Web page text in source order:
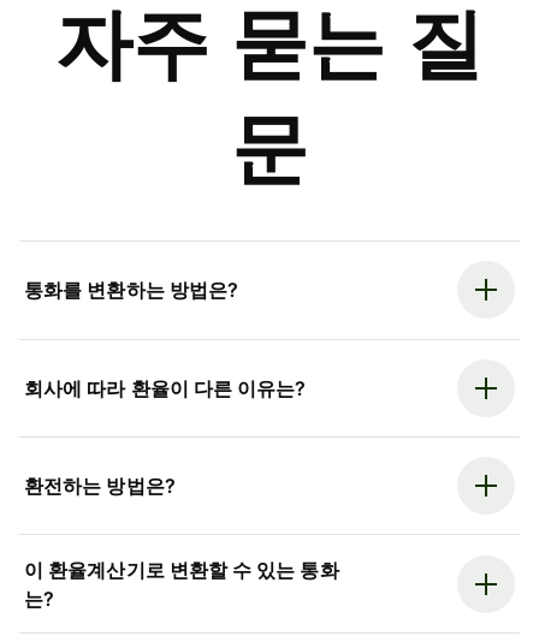
자주 묻는 질
문
통화를 변환하는 방법은?
회사에 따라 환율이 다른 이유는?
환전하는 방법은?
이 환율계산기로 변환할 수 있는 통화
는?